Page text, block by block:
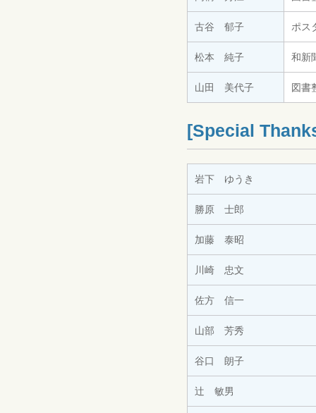
古谷 郁子 ポス
松本 純子 和新
山田 美代子 図書
[Special
岩下 ゆうき
勝原 士郎
加藤 泰昭
川崎 忠文
佐方 信一
山部 芳秀
谷口 朗子
辻 敏男